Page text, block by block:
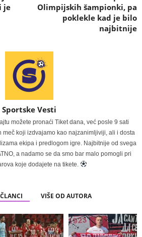
je
Olimpijskih šampionki, pa
poklekle kad je bilo
najbitnije
Sportske Vesti
možete pronaći Tiket dana, već posle 9 sati
meč koji izdvajamo kao najzanimljiviji, ali i dosta
ekipa i predlogom igre. Najbitnije od svega
a nadamo se da smo bar malo pomogli pri
koje dodajete na tikete.
VIŠE OD AUTORA